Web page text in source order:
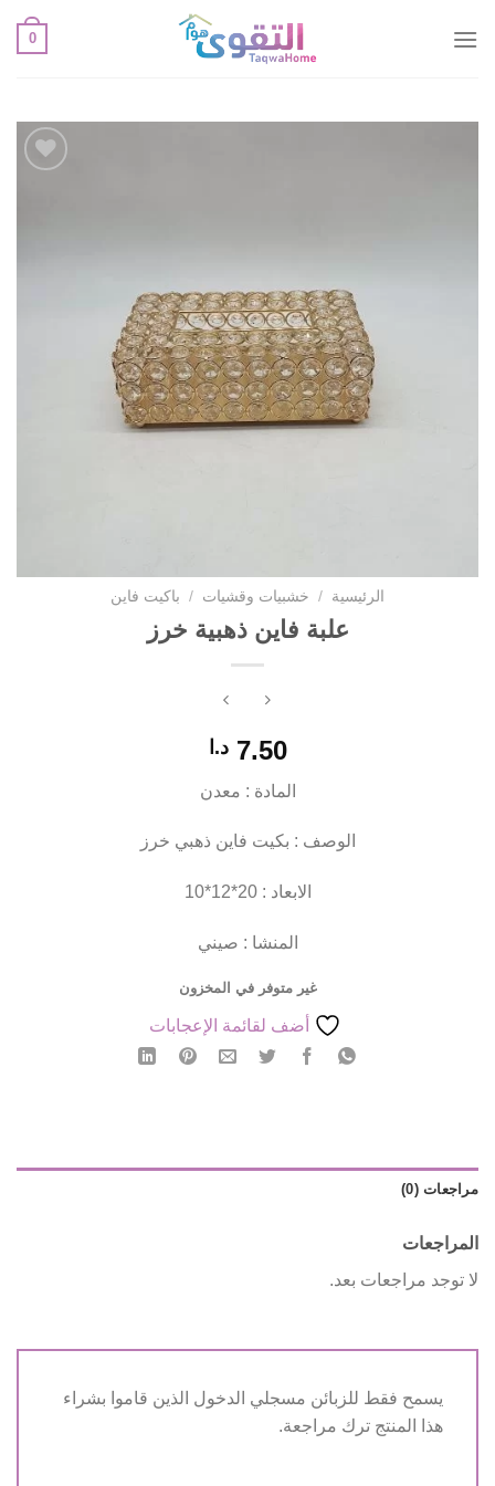
0
الرئيسية / خشبيات وقشيات / باكيت فاين
علبة فاين ذهبية خرز
7.50 د.ا
المادة : معدن
الوصف : بكيت فاين ذهبي خرز
الابعاد : 20*12*10
المنشا : صيني
غير متوفر في المخزون
أضف لقائمة الإعجابات
مراجعات (0)
المراجعات
لا توجد مراجعات بعد.
يسمح فقط للزبائن مسجلي الدخول الذين قاموا بشراء
هذا المنتج ترك مراجعة.